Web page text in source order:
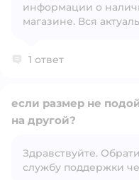
информации о
магазине. Вся
1 ответ
если размер не
на другой?
Здравствуйте.
службу поддержки